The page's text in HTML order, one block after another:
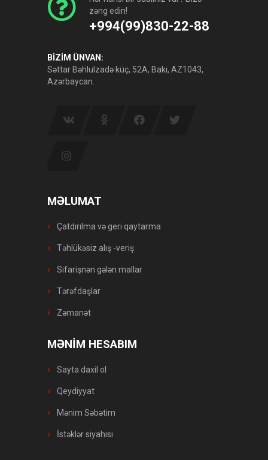
zəng edin!
+994(99)830-22-88
BİZİM ÜNVAN:
Səttar Bəhlulzadə küç, 52A, Bakı, AZ1043,
Azərbaycan.
MƏLUMAT
Çatdırılma və geri qaytarma
Təhlükəsiz alış -veriş
Sifarişnən gələn mallar
Tərəfdaşlar
Zəmanət
MƏNİM HESABIM
Sayta daxil ol
Qeydiyyat
Mənim Səbətim
İstəklər siyahısı